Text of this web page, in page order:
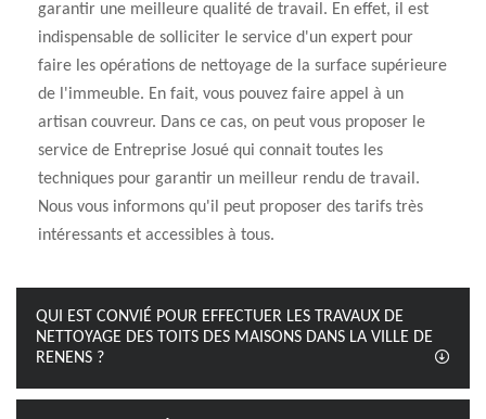
garantir une meilleure qualité de travail. En effet, il est
indispensable de solliciter le service d'un expert pour
faire les opérations de nettoyage de la surface supérieure
de l'immeuble. En fait, vous pouvez faire appel à un
artisan couvreur. Dans ce cas, on peut vous proposer le
service de Entreprise Josué qui connait toutes les
techniques pour garantir un meilleur rendu de travail.
Nous vous informons qu'il peut proposer des tarifs très
intéressants et accessibles à tous.
QUI EST CONVIÉ POUR EFFECTUER LES TRAVAUX DE
NETTOYAGE DES TOITS DES MAISONS DANS LA VILLE DE
RENENS ?